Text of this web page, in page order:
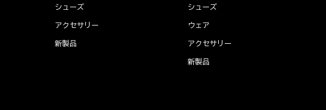
シューズ
アクセサリー
新製品
シューズ
ウェア
アクセサリー
新製品